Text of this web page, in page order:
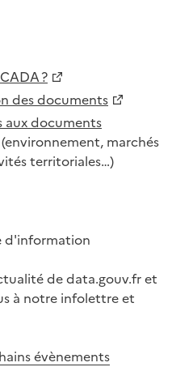
?
des documents
aux documents
(environnement, marchés
territoriales…)
d'information
de data.gouv.fr et
à notre infolettre et
évènements